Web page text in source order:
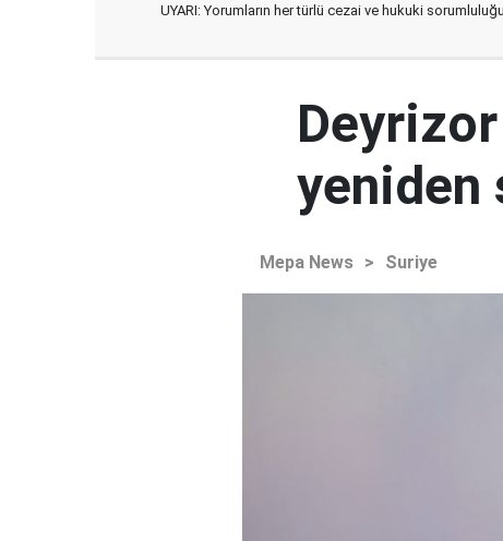
UYARI: Yorumların her türlü cezai ve hukuki
yeniden
Mepa News > Suriye